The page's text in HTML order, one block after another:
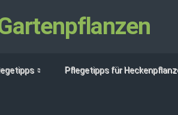
Pflegetipps für